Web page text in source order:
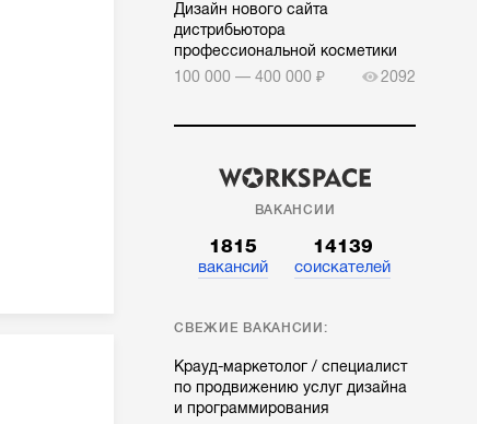
Дизайн нового сайта
дистрибьютора
профессиональной косметики
100 000 — 400 000 ₽
2092
ВАКАНСИИ
1815
вакансий
14139
соискателей
СВЕЖИЕ ВАКАНСИИ:
Крауд-маркетолог / специалист
по продвижению услуг дизайна
и программирования